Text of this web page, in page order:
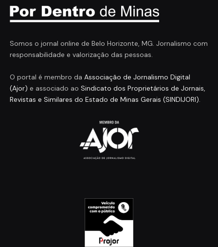
Somos o jornal online de Belo Horizonte, MG. Jornalismo com
responsabilidade e valorização das pessoas.
O portal é membro da Associação de Jornalismo Digital
(Ajor) e associado ao Sindicato dos Proprietários de Jornais,
Revistas e Similares do Estado de Minas Gerais (SINDIJORI).